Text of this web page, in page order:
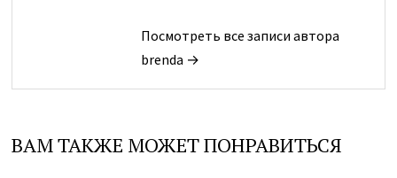
Посмотреть все записи автора
brenda →
ВАМ ТАКЖЕ МОЖЕТ ПОНРАВИТЬСЯ